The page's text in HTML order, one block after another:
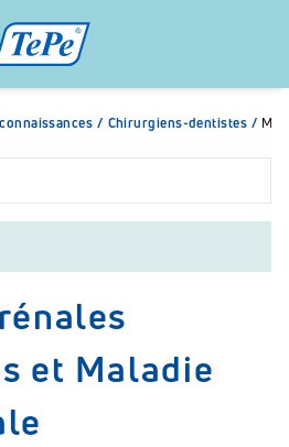
/ Chirurgiens-dentistes /
et Maladie